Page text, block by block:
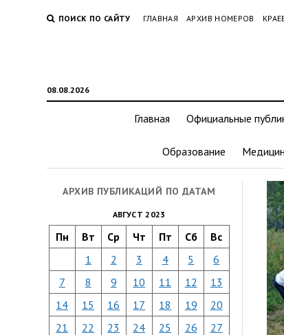
ПОИСК ПО САЙТУ ГЛАВНАЯ АРХИВ НОМЕРОВ
08.08.2026
Главная Официальные
Образование
АРХИВ ПУБЛИКАЦИЙ ПО ДАТАМ
АВГУСТ 2023
Пн Вт Ср Чт Пт Сб Вс
1 2 3 4 5
6
7
8 9 10 11 12
13
14
15 16 17 18 19
20
21
22 23 24 25 26
27